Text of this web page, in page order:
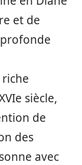
et de
siècle,
de
des
avec